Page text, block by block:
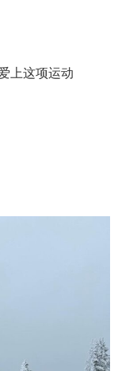
上这项运动